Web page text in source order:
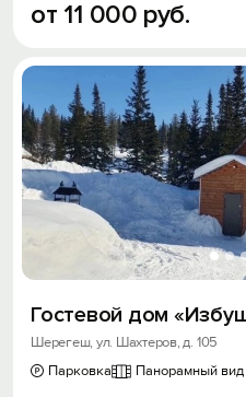
от 11 000 руб.
Гостевой дом
Шерегеш, ул. Шахтеров, д. 105
Парковка
Панорамный вид